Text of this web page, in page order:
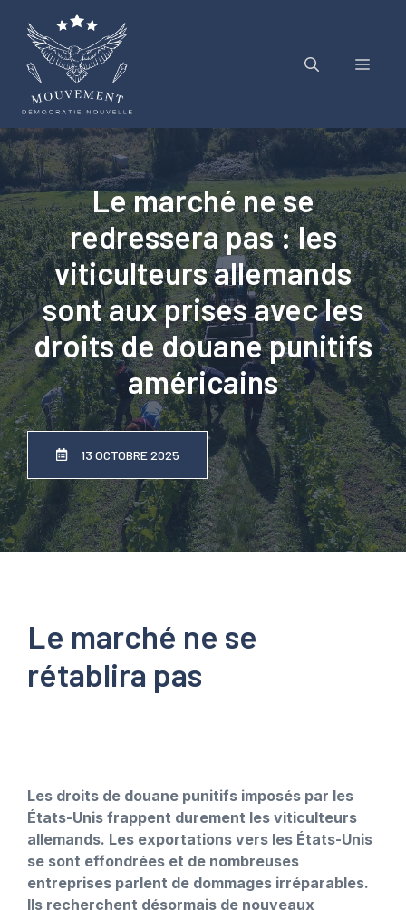
contenu
Menu
Le marché ne se
redressera pas : les
viticulteurs allemands
sont aux prises avec les
droits de douane punitifs
américains
13 OCTOBRE 2025
Le marché ne se
rétablira pas
Les droits de douane punitifs imposés par les
États-Unis frappent durement les viticulteurs
allemands. Les exportations vers les États-Unis
se sont effondrées et de nombreuses
entreprises parlent de dommages irréparables.
Ils recherchent désormais de nouveaux